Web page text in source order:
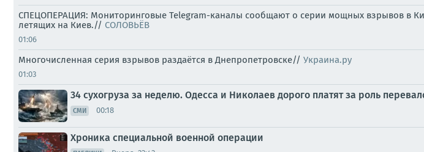
СПЕЦОПЕРАЦИЯ: Мониторинговые Telegram-каналы сообщают о серии мощных взрывов в
летящих на Киев.// СОЛОВЬЁВ
01:06
Многочисленная серия взрывов раздаётся в Днепропетровске// Украина.ру
01:03
34 сухогруза за неделю. Одесса и Николаев дорого платят за роль
СМИ 00:18
Хроника специальной военной операции